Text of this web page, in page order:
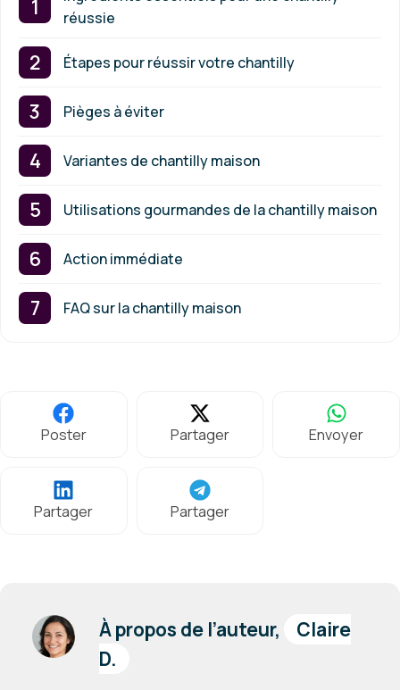
réussie
Étapes pour réussir votre chantilly
Pièges à éviter
Variantes de chantilly maison
Utilisations gourmandes de la chantilly maison
Action immédiate
FAQ sur la chantilly maison
Poster Partager Envoyer
Partager Partager
À propos de l’auteur,
Claire
D.